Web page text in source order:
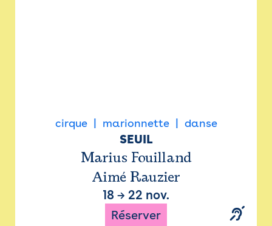
cirque marionnette danse
SEUIL
Marius Fouilland
Aimé Rauzier
18 → 22 nov.
Réserver